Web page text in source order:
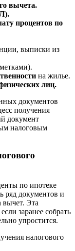
вычета.
процентов по
выписки из
на жилье.
лиц.
документов
получения
документ
налоговым
по ипотеке
ряд документов и
вычет. Эта
заранее собрать
упростится.
налогового